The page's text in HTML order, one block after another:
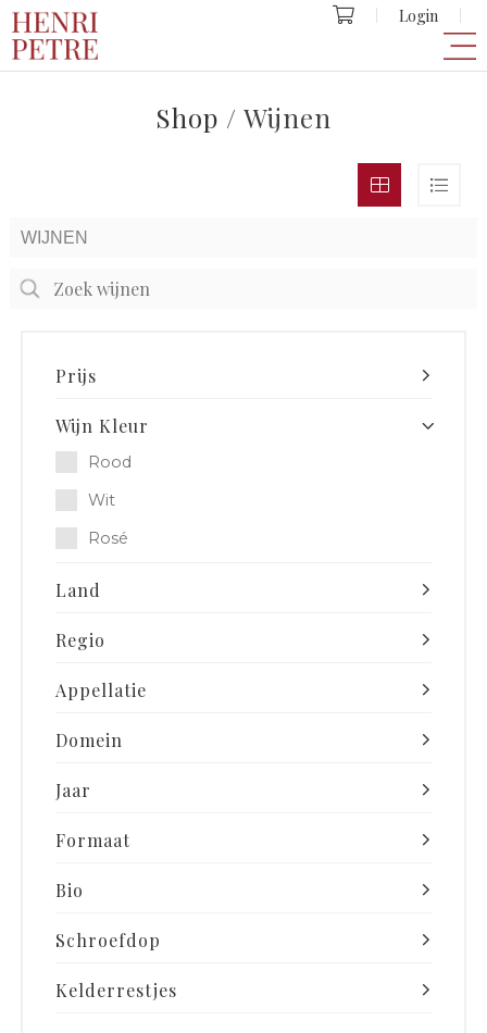
Login
Shop / Wijnen
Prijs
Wijn Kleur
Rood
Wit
Rosé
Land
Regio
Appellatie
Domein
Jaar
Formaat
Bio
Schroefdop
Kelderrestjes